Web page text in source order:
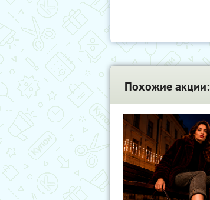
Похожие акции: